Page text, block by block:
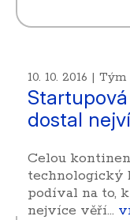
10. 10. 2016 |
dostal
Celou
technologický
podíval na to,
nejvíce věří…